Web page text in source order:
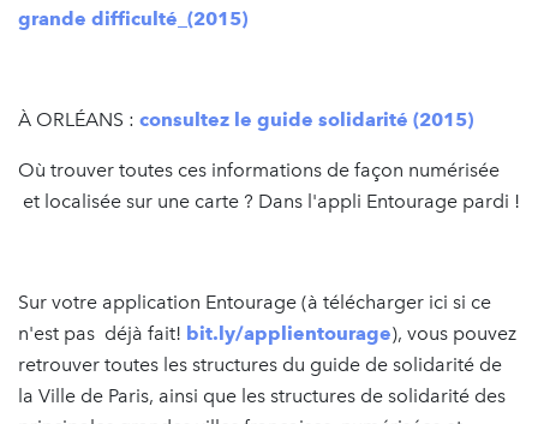
grande difficulté_(2015)
À ORLÉANS : consultez le guide solidarité (2015)
Où trouver toutes ces informations de façon numérisée
et localisée sur une carte ? Dans l'appli Entourage pardi !
Sur votre application Entourage (à télécharger ici si ce
n'est pas déjà fait! bit.ly/applientourage), vous pouvez
retrouver toutes les structures du guide de solidarité de
la Ville de Paris, ainsi que les structures de solidarité des